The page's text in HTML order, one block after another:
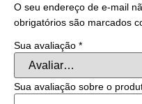
O seu endereço de e-mail
obrigatórios são marcados
Sua avaliação *
Sua avaliação sobre o